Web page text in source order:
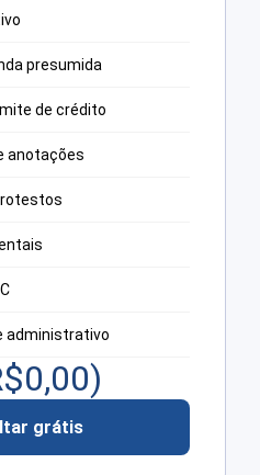
presumida
de crédito
anotações
administrativo
0,00)
grátis